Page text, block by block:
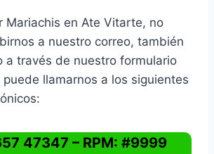
Mariachis en Ate Vitarte, no
a nuestro correo, también
a través de nuestro formulario
llamarnos a los siguientes
47347 – RPM: #9999